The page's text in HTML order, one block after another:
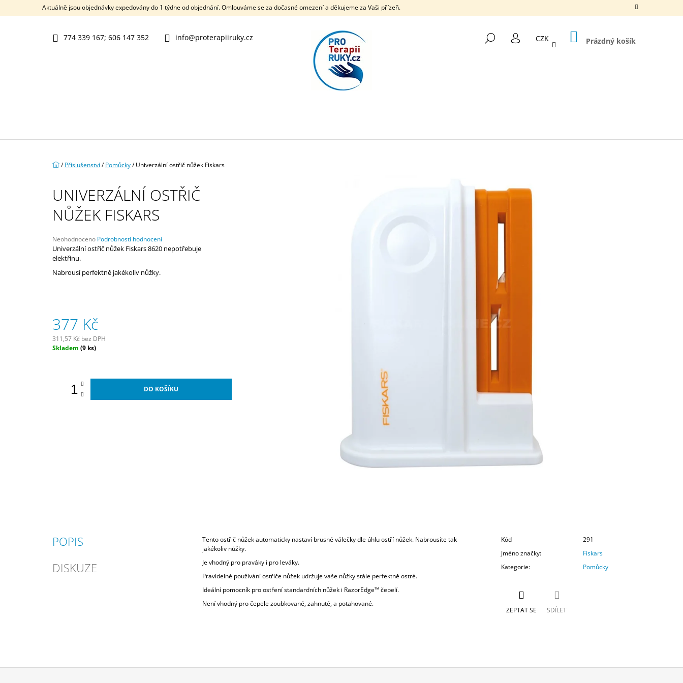
Aktuálně jsou objednávky expedovány do 1 týdne od objednání. Omlouváme se za dočasné omezení a děkujeme za Vaši přízeň.
774 339 167; 606 147 352 info@proterapiiruky.cz HLEDAT
PŘIHLÁŠENÍ
CZK NÁKUPNÍ
KOŠÍK
Prázdný košík
Domů
/ Příslušenství/ Pomůcky/ Univerzální ostřič nůžek Fiskars
UNIVERZÁLNÍ OSTŘIČ
NŮŽEK FISKARS
Průměrné
hodnocení
produktu
0,0
Neohodnoceno Podrobnosti hodnocení
Univerzální ostřič nůžek Fiskars 8620 nepotřebuje
elektřinu.
Nabrousí perfektně jakékoliv nůžky.
377 Kč
311,57 Kč bez DPH
Měrná
Skladem (9 ks)
DO KOŠÍKU
POPIS
DISKUZE
Tento ostřič nůžek automaticky nastaví brusné válečky dle úhlu ostří nůžek. Nabrousíte tak
jakékoliv nůžky.
Je vhodný pro praváky i pro leváky.
Pravidelné používání ostřiče nůžek udržuje vaše nůžky stále perfektně ostré.
Ideální pomocník pro ostření standardních nůžek i RazorEdge™ čepelí.
Není vhodný pro čepele zoubkované, zahnuté, a potahované.
Kód
291
Jméno značky:
Fiskars
Kategorie: Pomůcky
ZEPTAT SE SDÍLET
O
CO POTŘEBUJETE NAJÍT?
DOPORUČUJEME
NRX® MANEX RADIAL 2.0
NRX® STRAP DOUBLE 30 MM X 3,1 M